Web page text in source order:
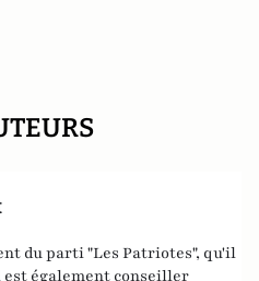
du parti "Les Patriotes", qu'il
est également conseiller